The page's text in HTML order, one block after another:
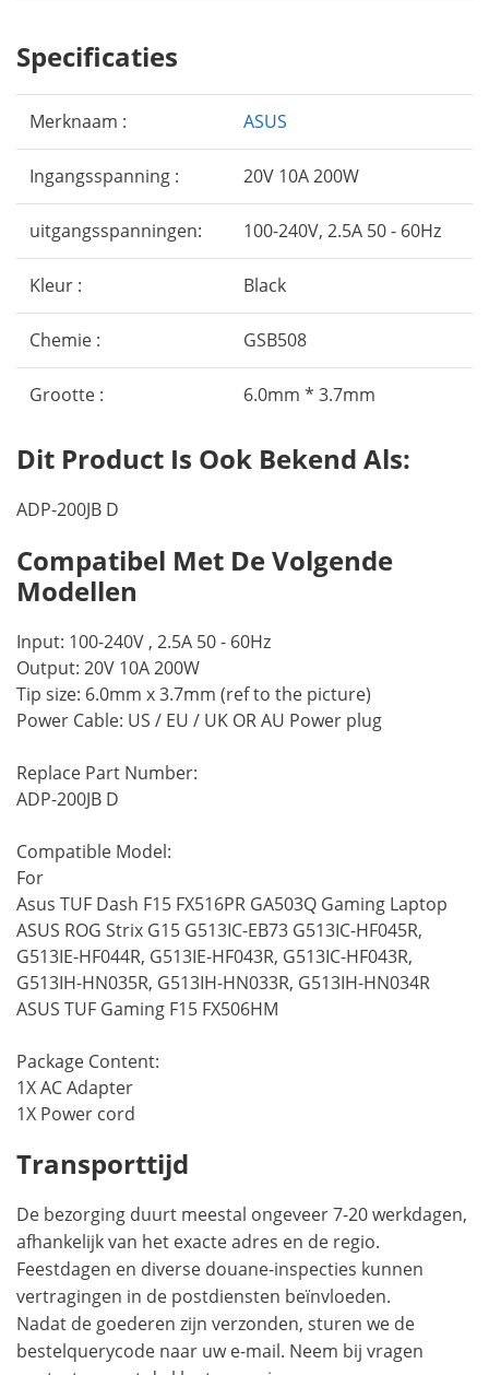
Specificaties
Merknaam : ASUS
Ingangsspanning : 20V 10A 200W
uitgangsspanningen: 100-240V, 2.5A 50 - 60Hz
Kleur : Black
Chemie : GSB508
Grootte : 6.0mm * 3.7mm
Dit Product Is Ook Bekend Als:
ADP-200JB D
Compatibel Met De Volgende
Modellen
Input: 100-240V , 2.5A 50 - 60Hz
Output: 20V 10A 200W
Tip size: 6.0mm x 3.7mm (ref to the picture)
Power Cable: US / EU / UK OR AU Power plug
Replace Part Number:
ADP-200JB D
Compatible Model:
For
Asus TUF Dash F15 FX516PR GA503Q Gaming Laptop
ASUS ROG Strix G15 G513IC-EB73 G513IC-HF045R,
G513IE-HF044R, G513IE-HF043R, G513IC-HF043R,
G513IH-HN035R, G513IH-HN033R, G513IH-HN034R
ASUS TUF Gaming F15 FX506HM
Package Content:
1X AC Adapter
1X Power cord
Transporttijd
De bezorging duurt meestal ongeveer 7-20 werkdagen,
afhankelijk van het exacte adres en de regio.
Feestdagen en diverse douane-inspecties kunnen
vertragingen in de postdiensten beïnvloeden.
Nadat de goederen zijn verzonden, sturen we de
bestelquerycode naar uw e-mail. Neem bij vragen